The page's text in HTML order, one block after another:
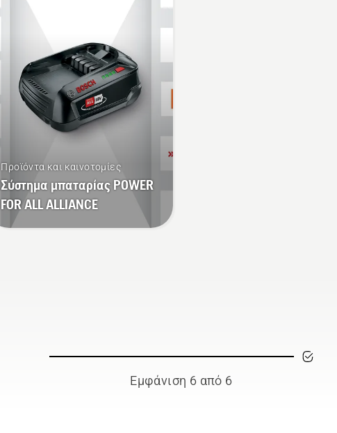
δεν χρειάζεται πλέον να
λύση τα προϊόντα
μπαταρίας περνούν σε ένα
εντελώς καινούριο
επίπεδο", λέει ο Johan
Svennung, Διευθυντής
προϊόντων της Husqvarna
χειρός με μπαταρία.
Προϊόντα και καινοτομίες
Σύστημα μπαταρίας POWER
FOR ALL ALLIANCE
Εμφάνιση 6 από 6